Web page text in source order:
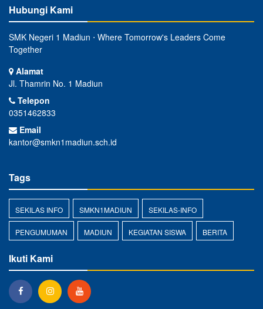
Hubungi Kami
SMK Negeri 1 Madiun ⋅ Where Tomorrow's Leaders Come
Together
Alamat
Jl. Thamrin No. 1 Madiun
Telepon
0351462833
Email
kantor@smkn1madiun.sch.id
Tags
SEKILAS INFO SMKN1MADIUN SEKILAS-INFO
PENGUMUMAN MADIUN KEGIATAN SISWA BERITA
Ikuti Kami